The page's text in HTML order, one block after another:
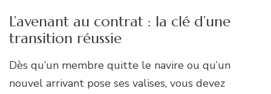
L’avenant au contrat : la clé d’une
transition réussie
Dès qu’un membre quitte le navire ou qu’un
nouvel arrivant pose ses valises, vous devez